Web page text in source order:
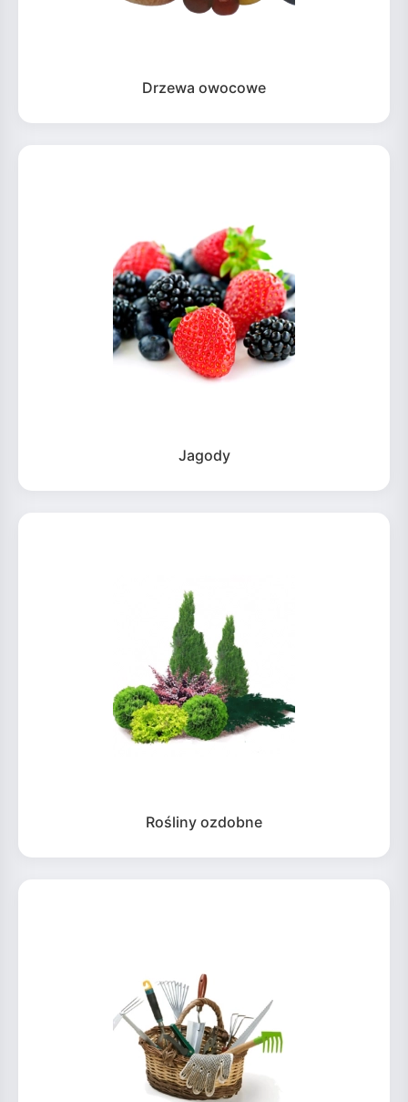
Drzewa owocowe
Jagody
Rośliny ozdobne